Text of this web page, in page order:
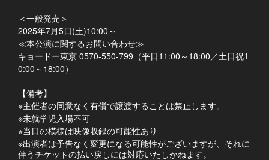
＜一般発売＞
2025年7月5日(土)10:00～
≪本公演に関するお問い合わせ≫
キョードー東京 0570-550-799（平日11:00～18:00／土日祝1
0:00～18:00）
【備考】
※主催者の同意なく有償で譲渡することは禁止します。
※未就学児入場不可
※当日の模様は映像収録の可能性あり
※出演者は予告なく変更になる可能性がございますが、それに
伴うチケットの払い戻しには対応いたしかねます。